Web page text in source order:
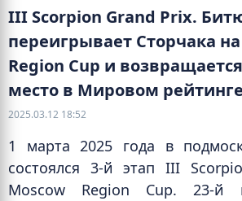
III Scorpion Grand Prix.
переигрывает Сторчака
Region Cup и
место в Мировом
2025.03.12 18:52
1 марта 2025 года в
состоялся 3-й этап III
Moscow Region Cup. 23-й